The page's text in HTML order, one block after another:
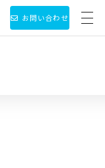
お問い合わせ